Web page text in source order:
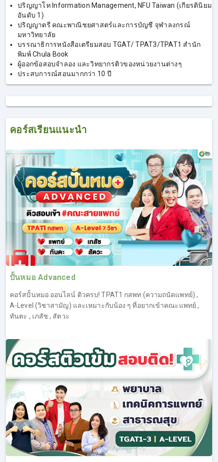
ปริญญาโท Information Management, NFU Taiwan (เกียรตินิยม
อันดับ 1)
ปริญญาตรี คณะพาณิชยศาสตร์และการบัญชี จุฬาลงกรณ์
มหาวิทยาลัย
บรรณาธิการหนังสือเตรียมสอบ TGAT/ TPAT3/TPAT1 สำนัก
พิมพ์ Chula Book
ผู้ออกข้อสอบจำลอง และวิทยากรติวของหน่วยงานต่างๆ
ประสบการณ์สอนมากกว่า 10 ปี
คอร์สเรียนแนะนำ
ปั้นหมอ Advanced
คอร์สปั้นหมอ ออนไลน์ ติวครบ! TPAT1 กสพท (ความถนัดแพทย์) ,
A-Level (วิชาสามัญ) และเหมาะกับน้อง ๆ ที่อยากเข้าคณะแพทย์ ,
ทันตะ , เภสัช , สัตวะ